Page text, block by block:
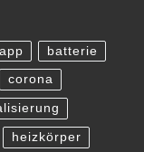
app batterie
corona
heizkörper